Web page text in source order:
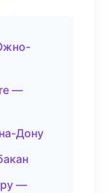
—
Дону
—